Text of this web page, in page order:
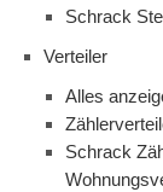
Schrack
Verteiler
Alles
Schrack